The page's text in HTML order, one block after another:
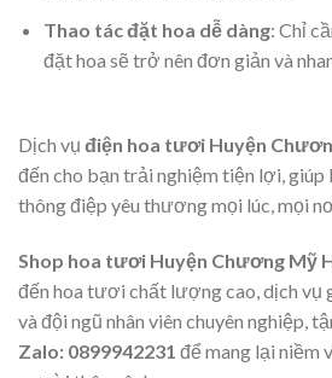
Thao tác đặt hoa dễ dàng: Chỉ
đặt hoa sẽ trở nên đơn giản và
Dịch vụ điện hoa tươi Huyện
đến cho bạn trải nghiệm tiện lợi,
thông điệp yêu thương mọi lúc, mọi
Shop hoa tươi Huyện Chương Mỹ
đến hoa tươi chất lượng cao, dịch vụ
và đội ngũ nhân viên chuyên nghiệp,
Zalo: 0899942231 để mang lại niềm